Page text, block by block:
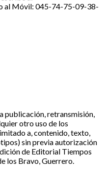
al Móvil: 045-74-75-09-38-
publicación, retransmisión,
otro uso de los
a, contenido, texto,
sin previa autorización
de Editorial Tiempos
los Bravo, Guerrero.